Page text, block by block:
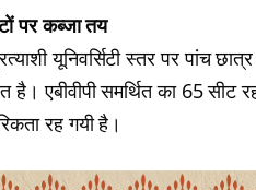
पर कब्जा तय
यूनिवर्सिटी स्तर पर पांच
एबीवीपी समर्थित का 65 सीट
रह गयी है।